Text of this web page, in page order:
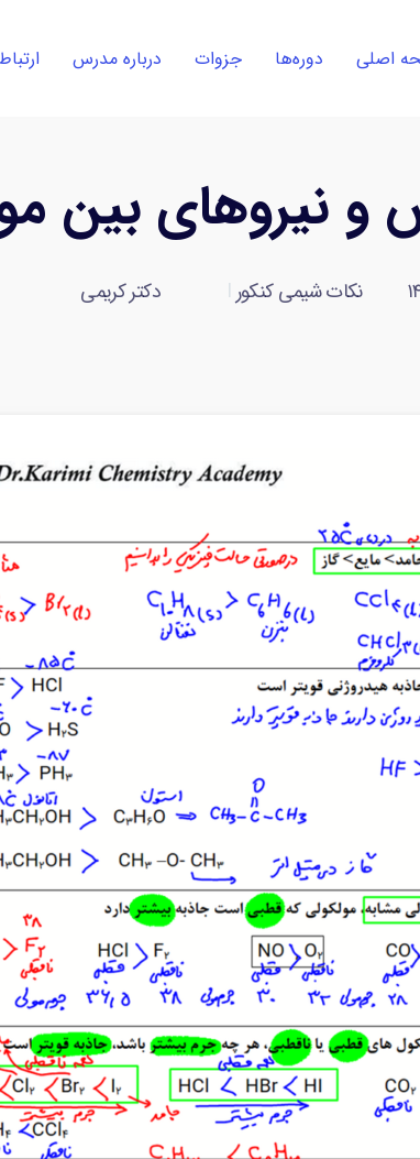
اصلی دوره‌ها جزوات درباره مدرس
نیروهای بین
نکات شیمی کنکور دکتر کریمی